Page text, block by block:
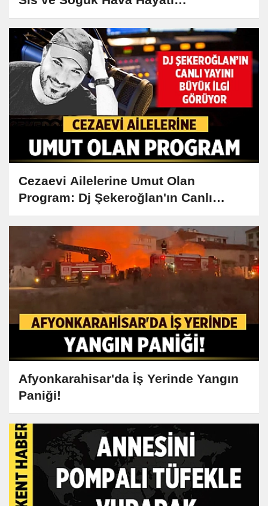
Zorlaştıracak
Cezaevi Ailelerine Umut Olan
Program: Dj Şekeroğlan'ın Canlı
Yayını Büyük İlgi Görüyor
Afyonkarahisar'da İş Yerinde Yangın
Paniği!